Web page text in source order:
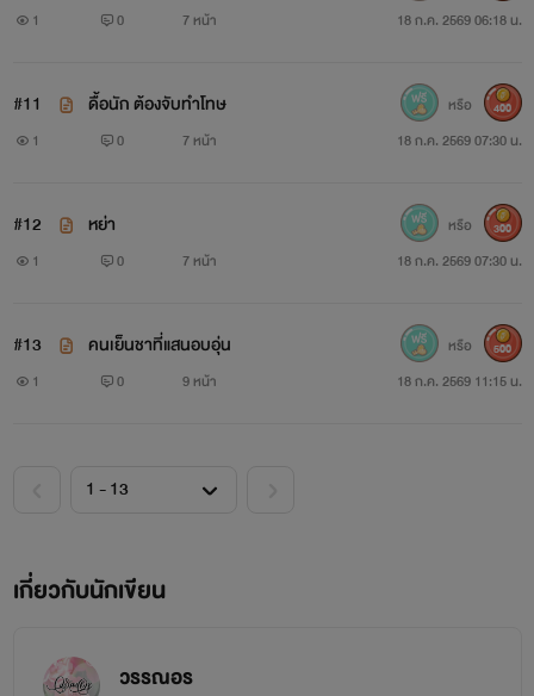
1 0 7 หน้า 18 ก.ค. 2569 06:18 น.
#11 ดื้อนัก ต้องจับทำโทษ
1 0 7 หน้า 18 ก.ค. 2569 07:30 น.
หรือ 400
#12 หย่า
1 0 7 หน้า 18 ก.ค. 2569 07:30 น.
หรือ 300
#13 คนเย็นชาที่แสนอบอุ่น
1 0 9 หน้า 18 ก.ค. 2569 11:15 น.
หรือ 500
เกี่ยวกับนักเขียน
วรรณอร